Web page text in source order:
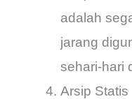
adalah
jarang
sehari-hari
Arsip Statis